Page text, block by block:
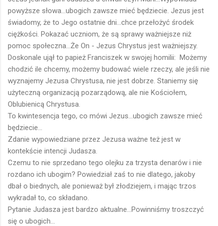
powyższe słowa...ubogich zawsze mieć będziecie. Jezus jest
świadomy, że to Jego ostatnie dni...chce przełożyć środek
ciężkości. Pokazać uczniom, że są sprawy ważniejsze niż
pomoc społeczna...Że On - Jezus Chrystus jest ważniejszy.
Doskonale ujął to papież Franciszek w swojej homilii: Możemy
chodzić ile chcemy, możemy budować wiele rzeczy, ale jeśli nie
wyznajemy Jezusa Chrystusa, nie jest dobrze. Staniemy się
użyteczną organizacją pozarządową, ale nie Kościołem,
Oblubienicą Chrystusa.
To kwintesencja tego, co mówi Jezus...ubogich zawsze mieć
będziecie...
Zdanie wypowiedziane przez Jezusa ważne też jest w
kontekście intencji Judasza.
Czemu to nie sprzedano tego olejku za trzysta denarów i nie
rozdano ich ubogim? Powiedział zaś to nie dlatego, jakoby
dbał o biednych, ale ponieważ był złodziejem, i mając trzos
wykradał to, co składano.
Pytanie Judasza jest bardzo aktualne...Powinniśmy troszczyć
się o ubogich...